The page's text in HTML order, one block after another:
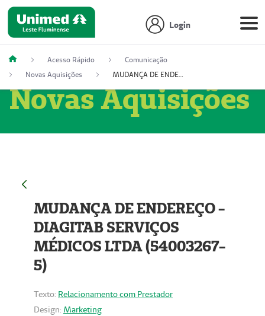
Login
Acesso Rápido
Comunicação
Novas Aquisições
MUDANÇA DE ENDEREÇO - DIAGITAB SERVIÇOS MÉDICOS LTDA (54003267-5)
Novas Aquisições
MUDANÇA DE ENDEREÇO -
DIAGITAB SERVIÇOS
MÉDICOS LTDA (54003267-
5)
Texto: Relacionamento com Prestador
Design: Marketing